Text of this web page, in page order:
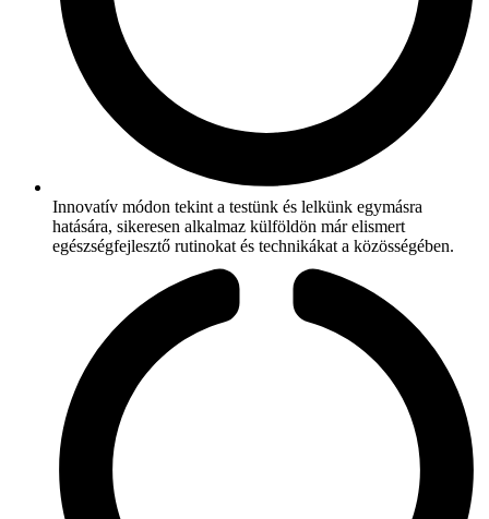
Innovatív módon tekint a testünk és lelkünk egymásra
hatására, sikeresen alkalmaz külföldön már elismert
egészségfejlesztő rutinokat és technikákat a közösségében.